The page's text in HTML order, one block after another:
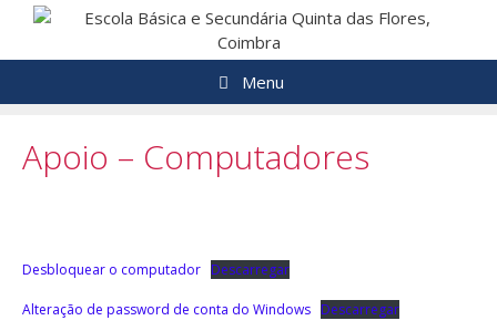
Saltar
o
Menu
Apoio – Computadores
Desbloquear o computador Descarregar
Alteração de password de conta do Windows Descarregar